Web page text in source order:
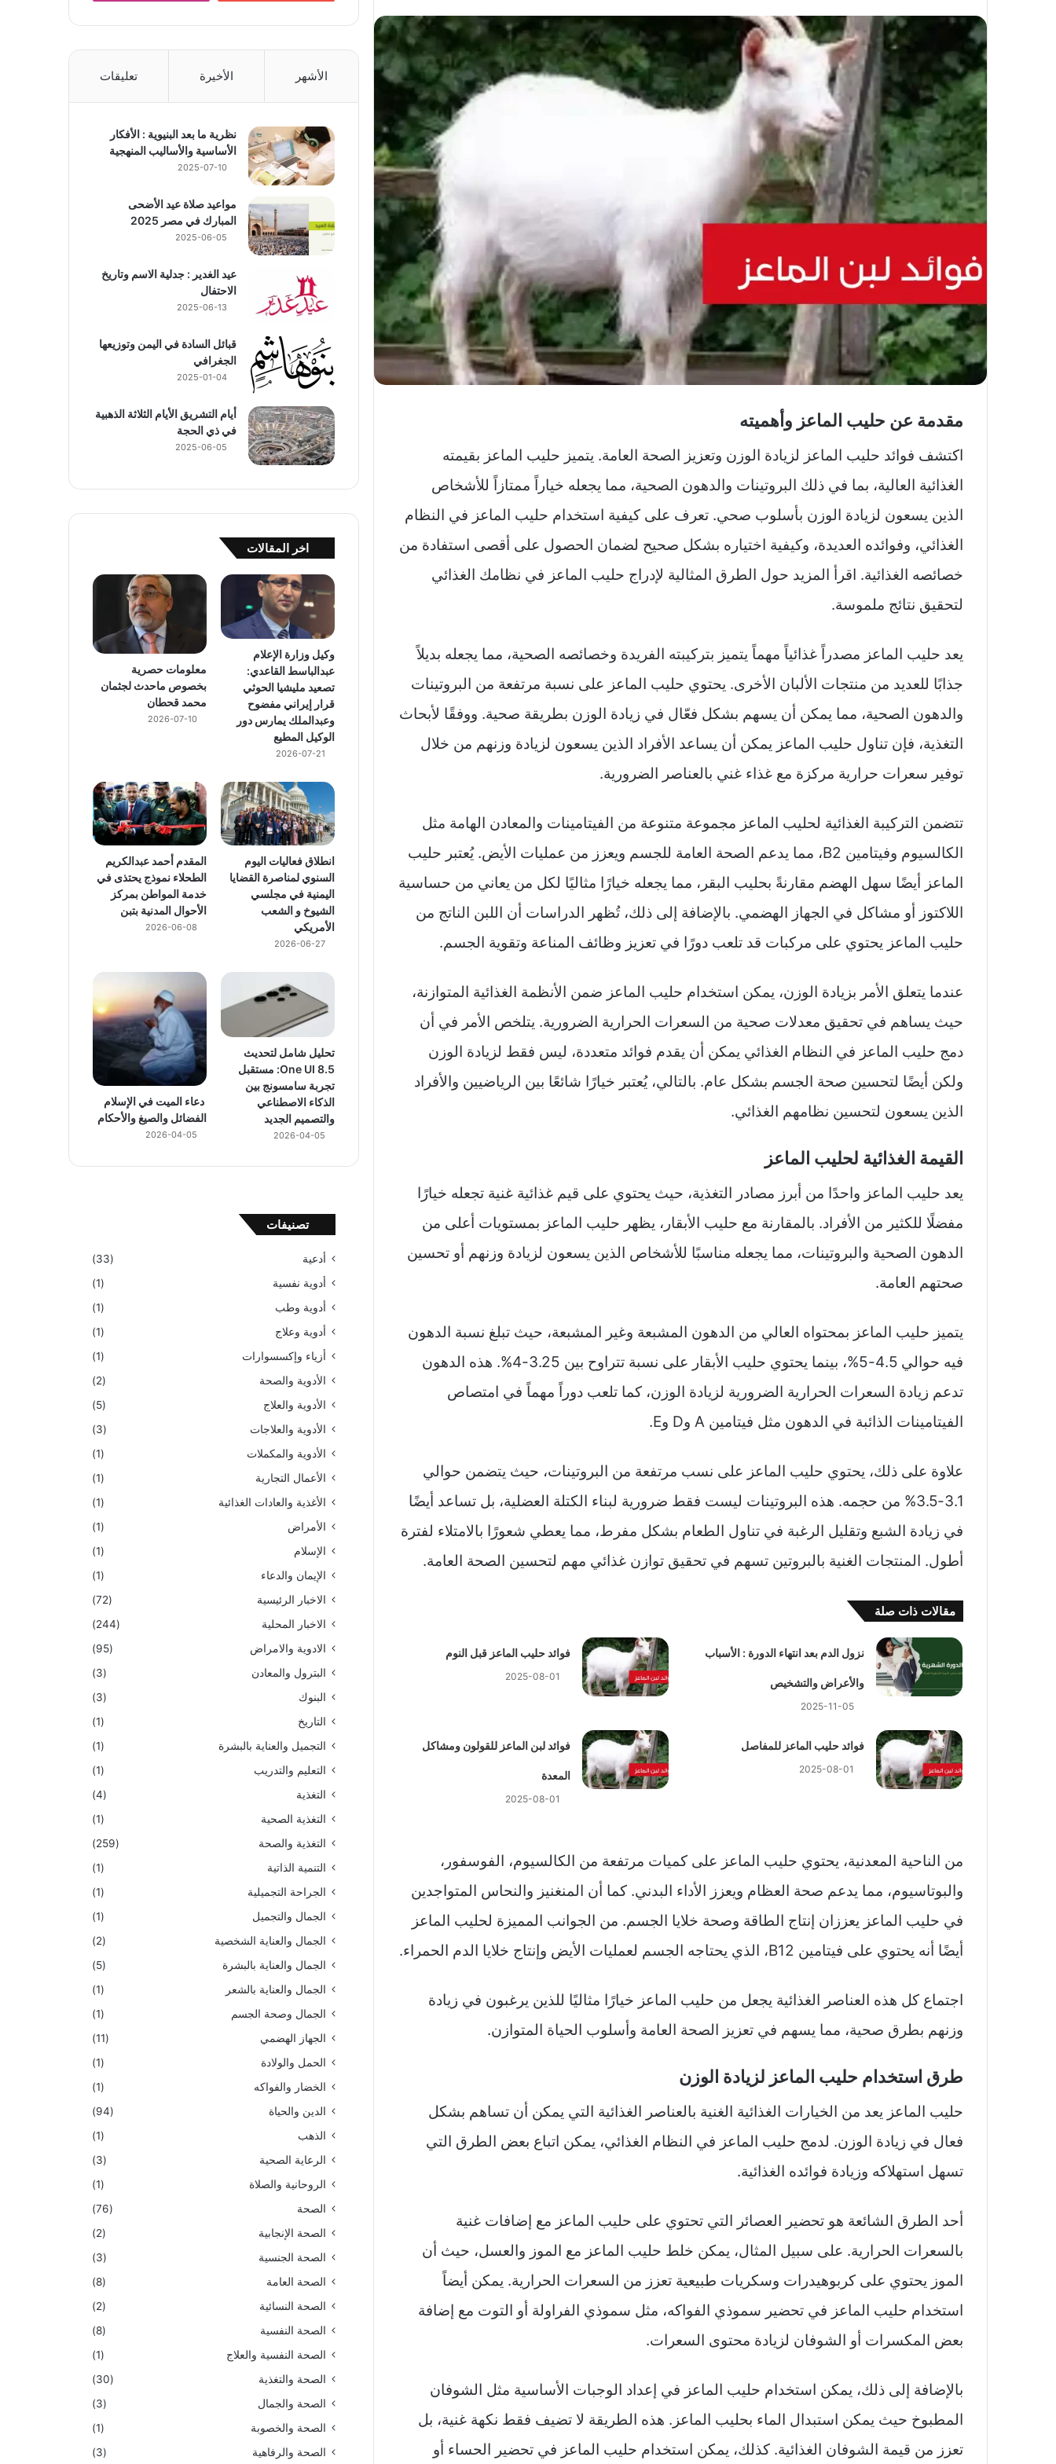
مقدمة عن حليب الماعز وأهميته
اكتشف فوائد حليب الماعز لزيادة الوزن وتعزيز الصحة العامة. يتميز حليب الماعز بقيمته
الغذائية العالية، بما في ذلك البروتينات والدهون الصحية، مما يجعله خياراً ممتازاً للأشخاص
الذين يسعون لزيادة الوزن بأسلوب صحي. تعرف على كيفية استخدام حليب الماعز في النظام
الغذائي، وفوائده العديدة، وكيفية اختياره بشكل صحيح لضمان الحصول على أقصى استفادة من
خصائصه الغذائية. اقرأ المزيد حول الطرق المثالية لإدراج حليب الماعز في نظامك الغذائي
لتحقيق نتائج ملموسة.
يعد حليب الماعز مصدراً غذائياً مهماً يتميز بتركيبته الفريدة وخصائصه الصحية، مما يجعله بديلاً
جذابًا للعديد من منتجات الألبان الأخرى. يحتوي حليب الماعز على نسبة مرتفعة من البروتينات
والدهون الصحية، مما يمكن أن يسهم بشكل فعّال في زيادة الوزن بطريقة صحية. ووفقًا لأبحاث
التغذية، فإن تناول حليب الماعز يمكن أن يساعد الأفراد الذين يسعون لزيادة وزنهم من خلال
توفير سعرات حرارية مركزة مع غذاء غني بالعناصر الضرورية.
تتضمن التركيبة الغذائية لحليب الماعز مجموعة متنوعة من الفيتامينات والمعادن الهامة مثل
الكالسيوم وفيتامين B2، مما يدعم الصحة العامة للجسم ويعزز من عمليات الأيض. يُعتبر حليب
الماعز أيضًا سهل الهضم مقارنةً بحليب البقر، مما يجعله خيارًا مثاليًا لكل من يعاني من حساسية
اللاكتوز أو مشاكل في الجهاز الهضمي. بالإضافة إلى ذلك، تُظهر الدراسات أن اللبن الناتج من
حليب الماعز يحتوي على مركبات قد تلعب دورًا في تعزيز وظائف المناعة وتقوية الجسم.
عندما يتعلق الأمر بزيادة الوزن، يمكن استخدام حليب الماعز ضمن الأنظمة الغذائية المتوازنة،
حيث يساهم في تحقيق معدلات صحية من السعرات الحرارية الضرورية. يتلخص الأمر في أن
دمج حليب الماعز في النظام الغذائي يمكن أن يقدم فوائد متعددة، ليس فقط لزيادة الوزن
ولكن أيضًا لتحسين صحة الجسم بشكل عام. بالتالي، يُعتبر خيارًا شائعًا بين الرياضيين والأفراد
الذين يسعون لتحسين نظامهم الغذائي.
القيمة الغذائية لحليب الماعز
يعد حليب الماعز واحدًا من أبرز مصادر التغذية، حيث يحتوي على قيم غذائية غنية تجعله خيارًا
مفضلًا للكثير من الأفراد. بالمقارنة مع حليب الأبقار، يظهر حليب الماعز بمستويات أعلى من
الدهون الصحية والبروتينات، مما يجعله مناسبًا للأشخاص الذين يسعون لزيادة وزنهم أو تحسين
صحتهم العامة.
يتميز حليب الماعز بمحتواه العالي من الدهون المشبعة وغير المشبعة، حيث تبلغ نسبة الدهون
فيه حوالي 4.5-5%، بينما يحتوي حليب الأبقار على نسبة تتراوح بين 3.25-4%. هذه الدهون
تدعم زيادة السعرات الحرارية الضرورية لزيادة الوزن، كما تلعب دوراً مهماً في امتصاص
الفيتامينات الذائبة في الدهون مثل فيتامين A وD وE.
علاوة على ذلك، يحتوي حليب الماعز على نسب مرتفعة من البروتينات، حيث يتضمن حوالي
3.1-3.5% من حجمه. هذه البروتينات ليست فقط ضرورية لبناء الكتلة العضلية، بل تساعد أيضًا
في زيادة الشبع وتقليل الرغبة في تناول الطعام بشكل مفرط، مما يعطي شعورًا بالامتلاء لفترة
أطول. المنتجات الغنية بالبروتين تسهم في تحقيق توازن غذائي مهم لتحسين الصحة العامة.
مقالات ذات صلة
نزول الدم بعد انتهاء الدورة : الأسباب
والأعراض والتشخيص
2025-11-05
فوائد حليب الماعز قبل النوم
2025-08-01
فوائد حليب الماعز للمفاصل
2025-08-01
فوائد لبن الماعز للقولون ومشاكل
المعدة
2025-08-01
من الناحية المعدنية، يحتوي حليب الماعز على كميات مرتفعة من الكالسيوم، الفوسفور،
والبوتاسيوم، مما يدعم صحة العظام ويعزز الأداء البدني. كما أن المنغنيز والنحاس المتواجدين
في حليب الماعز يعززان إنتاج الطاقة وصحة خلايا الجسم. من الجوانب المميزة لحليب الماعز
أيضًا أنه يحتوي على فيتامين B12، الذي يحتاجه الجسم لعمليات الأيض وإنتاج خلايا الدم الحمراء.
اجتماع كل هذه العناصر الغذائية يجعل من حليب الماعز خيارًا مثاليًا للذين يرغبون في زيادة
وزنهم بطرق صحية، مما يسهم في تعزيز الصحة العامة وأسلوب الحياة المتوازن.
طرق استخدام حليب الماعز لزيادة الوزن
حليب الماعز يعد من الخيارات الغذائية الغنية بالعناصر الغذائية التي يمكن أن تساهم بشكل
فعال في زيادة الوزن. لدمج حليب الماعز في النظام الغذائي، يمكن اتباع بعض الطرق التي
تسهل استهلاكه وزيادة فوائده الغذائية.
أحد الطرق الشائعة هو تحضير العصائر التي تحتوي على حليب الماعز مع إضافات غنية
بالسعرات الحرارية. على سبيل المثال، يمكن خلط حليب الماعز مع الموز والعسل، حيث أن
الموز يحتوي على كربوهيدرات وسكريات طبيعية تعزز من السعرات الحرارية. يمكن أيضاً
استخدام حليب الماعز في تحضير سموذي الفواكه، مثل سموذي الفراولة أو التوت مع إضافة
بعض المكسرات أو الشوفان لزيادة محتوى السعرات.
بالإضافة إلى ذلك، يمكن استخدام حليب الماعز في إعداد الوجبات الأساسية مثل الشوفان
المطبوخ حيث يمكن استبدال الماء بحليب الماعز. هذه الطريقة لا تضيف فقط نكهة غنية، بل
تعزز من قيمة الشوفان الغذائية. كذلك، يمكن استخدام حليب الماعز في تحضير الحساء أو
الأشهر الأخيرة تعليقات
نظرية ما بعد البنيوية : الأفكار
الأساسية والأساليب المنهجية
2025-07-10
مواعيد صلاة عيد الأضحى
المبارك في مصر 2025
2025-06-05
عيد الغدير : جدلية الاسم وتاريخ
الاحتفال
2025-06-13
قبائل السادة في اليمن وتوزيعها
الجغرافي
2025-01-04
أيام التشريق الأيام الثلاثة الذهبية
في ذي الحجة
2025-06-05
اخر المقالات
وكيل وزارة الإعلام
عبدالباسط القاعدي:
تصعيد مليشيا الحوثي
قرار إيراني مفضوح
وعبدالملك يمارس دور
الوكيل المطيع
2026-07-21
معلومات حصرية
بخصوص ماحدث لجثمان
محمد قحطان
2026-07-10
انطلاق فعاليات اليوم
السنوي لمناصرة القضايا
اليمنية في مجلسي
الشيوخ و الشعب
الأمريكي
2026-06-27
المقدم أحمد عبدالكريم
الطحلاء نموذج يحتذى في
خدمة المواطن بمركز
الأحوال المدنية بتبن
2026-06-08
تحليل شامل لتحديث
One UI 8.5: مستقبل
تجربة سامسونج بين
الذكاء الاصطناعي
والتصميم الجديد
2026-04-05
دعاء الميت في الإسلام
الفضائل والصيغ والأحكام
2026-04-05
تصنيفات
أدعية
(33)
أدوية نفسية
(1)
أدوية وطب
(1)
أدوية وعلاج
(1)
أزياء وإكسسوارات
(1)
الأدوية والصحة
(2)
الأدوية والعلاج
(5)
الأدوية والعلاجات
(3)
الأدوية والمكملات
(1)
الأعمال التجارية
(1)
الأغذية والعادات الغذائية
(1)
الأمراض
(1)
الإسلام
(1)
الإيمان والدعاء
(1)
الاخبار الرئيسية
(72)
الاخبار المحلية
(244)
الادوية والامراض
(95)
البترول والمعادن
(3)
البنوك
(3)
التاريخ
(1)
التجميل والعناية بالبشرة
(1)
التعليم والتدريب
(1)
التغذية
(4)
التغذية الصحية
(1)
التغذية والصحة
(259)
التنمية الذاتية
(1)
الجراحة التجميلية
(1)
الجمال والتجميل
(1)
الجمال والعناية الشخصية
(2)
الجمال والعناية بالبشرة
(5)
الجمال والعناية بالشعر
(1)
الجمال وصحة الجسم
(1)
الجهاز الهضمي
(11)
الحمل والولادة
(1)
الخضار والفواكه
(1)
الدين والحياة
(94)
الذهب
(1)
الرعاية الصحية
(3)
الروحانية والصلاة
(1)
الصحة
(76)
الصحة الإنجابية
(2)
الصحة الجنسية
(3)
الصحة العامة
(8)
الصحة النسائية
(2)
الصحة النفسية
(8)
الصحة النفسية والعلاج
(1)
الصحة والتغذية
(30)
الصحة والجمال
(3)
الصحة والخصوبة
(1)
الصحة والرفاهية
(3)